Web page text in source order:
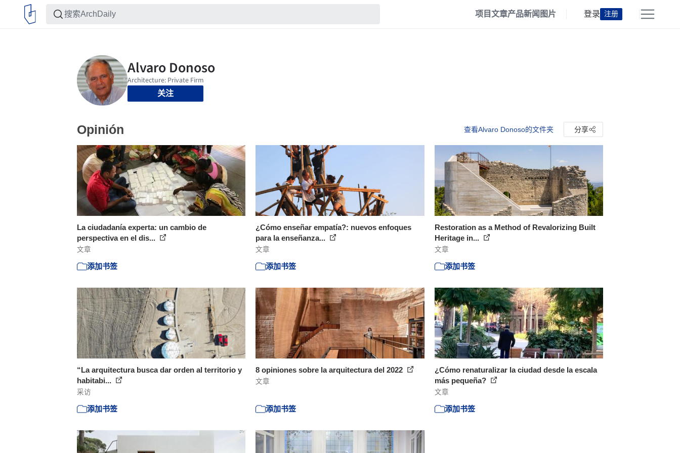
项目文章产品新闻 图片 登录 注册
关注
Opinión 查看Alvaro Donoso的文件夹 分享
La ciudadanía experta: un cambio de
perspectiva en el dis...
文章
添加书签
¿Cómo enseñar empatía?: nuevos enfoques
para la enseñanza...
文章
添加书签
Restoration as a Method of Revalorizing Built
Heritage in...
文章
添加书签
“La arquitectura busca dar orden al territorio y
habitabi...
采访
添加书签
8 opiniones sobre la arquitectura del 2022
文章
添加书签
¿Cómo renaturalizar la ciudad desde la escala
más pequeña?
文章
添加书签